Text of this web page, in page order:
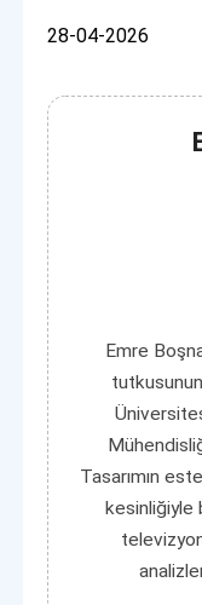
28-04-2026
Emre
Tasarımın
kesinliğiyle